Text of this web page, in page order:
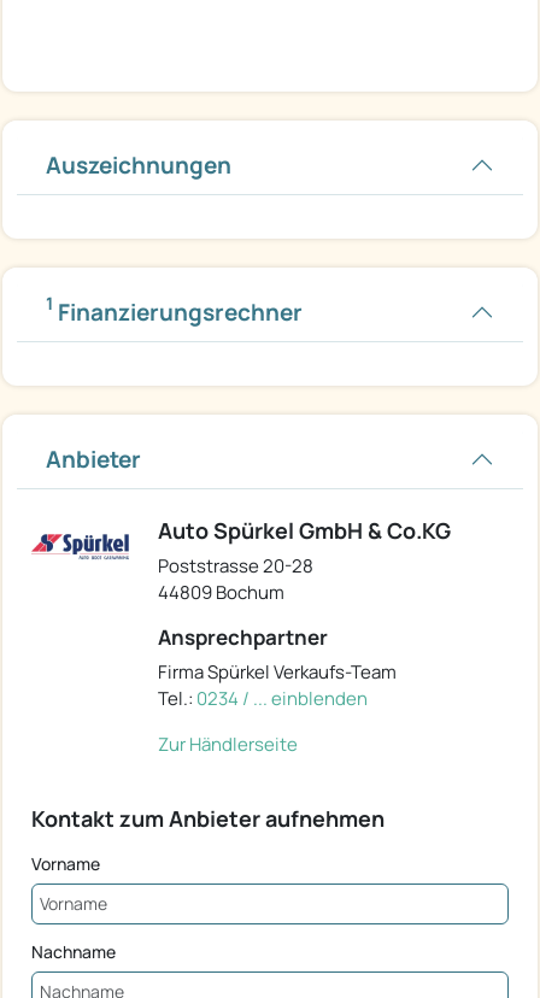
Auszeichnungen
1 Finanzierungsrechner
Anbieter
Auto Spürkel GmbH & Co.KG
Poststrasse 20-28
44809 Bochum
Ansprechpartner
Firma Spürkel Verkaufs-Team
Tel.: 0234 / ... einblenden
Zur Händlerseite
Kontakt zum Anbieter aufnehmen
Vorname
Nachname